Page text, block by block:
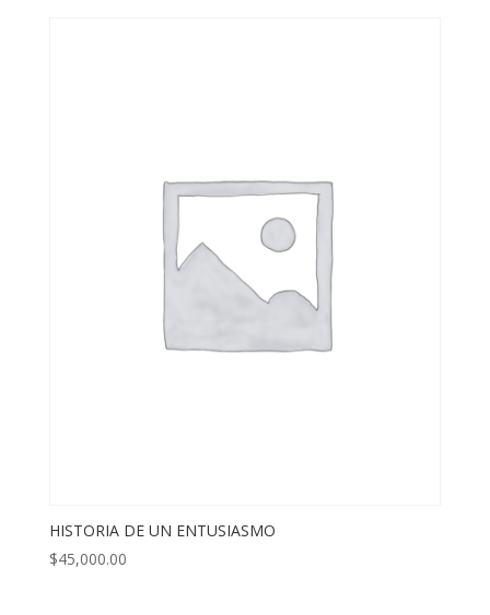
HISTORIA DE UN ENTUSIASMO
$45,000.00